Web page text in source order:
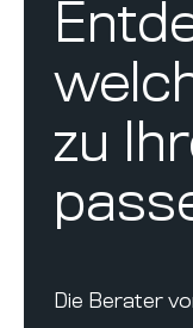
zu
Die Berater